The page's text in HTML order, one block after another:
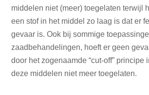
middelen niet (meer) toegelaten terwijl
een stof in het middel zo laag is dat er
gevaar is. Ook bij sommige
zaadbehandelingen, hoeft er geen
door het zogenaamde “cut-off” principe
deze middelen niet meer toegelaten.